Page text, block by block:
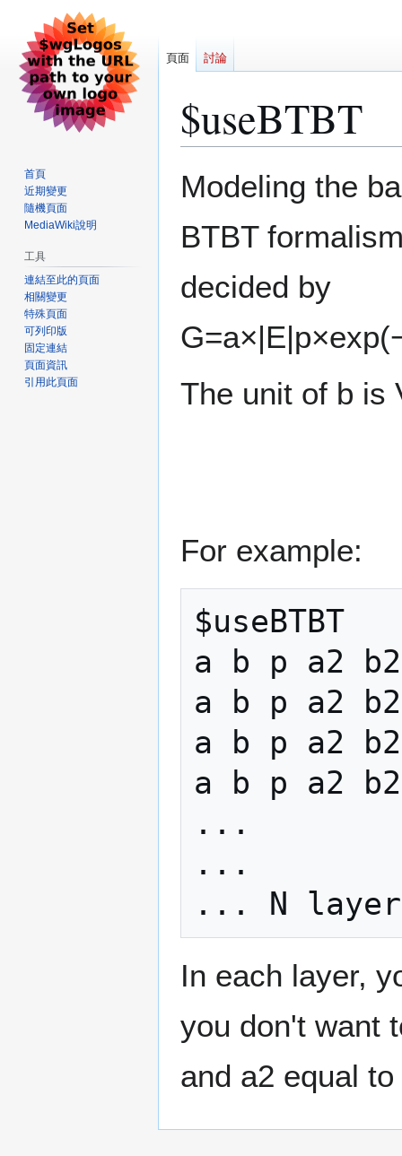
$useBTBT
至
覽
至
尋
Modeling the
BTBT
decided by
G=a×|E|p×exp(
The unit of b is
For example:
$useBTBT
a b p a2
a b p a2
a b p a2
a b p a2
...
...
In each layer,
you don't want
and a2 equal
頁面 討論
首頁
近期變更
隨機頁面
MediaWiki說明
工具
連結至此的頁面
相關變更
特殊頁面
可列印版
固定連結
頁面資訊
引用此頁面